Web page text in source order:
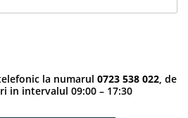
la numarul 0723 538 022, de
in intervalul 09:00 – 17:30